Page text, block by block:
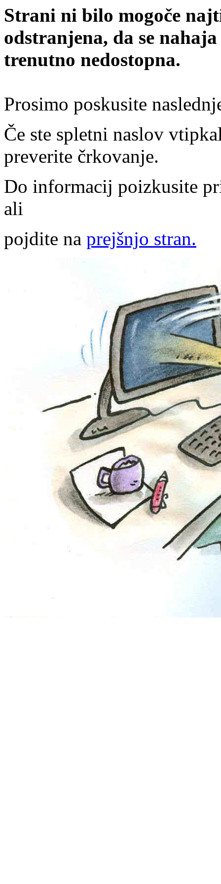
Strani ni bilo mogoče
odstranjena, da se
trenutno nedostopna.
Prosimo poskusite
Če ste spletni naslov
preverite črkovanje.
Do informacij poizkusite
ali
pojdite na prejšnjo stran.